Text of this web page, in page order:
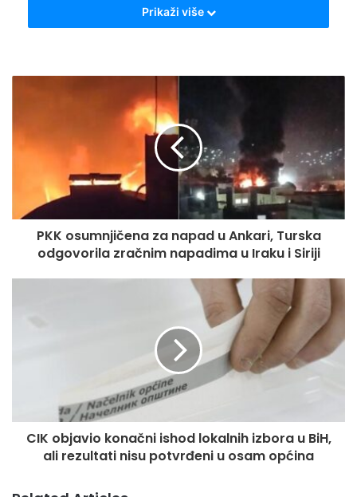
Prikaži više
PKK osumnjičena za napad u Ankari, Turska
odgovorila zračnim napadima u Iraku i Siriji
CIK objavio konačni ishod lokalnih izbora u BiH,
ali rezultati nisu potvrđeni u osam općina